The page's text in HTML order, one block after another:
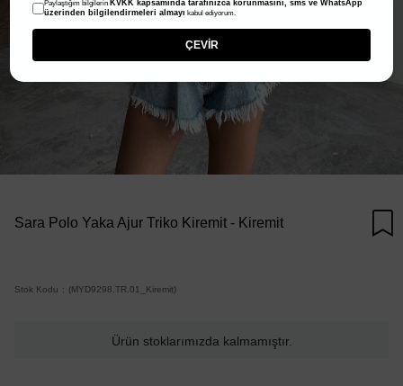
Sara Polo Yaka Ajur Triko Kiremit - Kiremit
Stok Kodu (MYD9298.TR.01_Kiremit)
Ürün stoklarımızda kalmamıştır.
Paylaştığım bilgilerin KVKK kapsamında tarafınızca korunmasını, sms ve WhatsApp
üzerinden bilgilendirmeleri almayı kabul ediyorum.
ÇEVİR